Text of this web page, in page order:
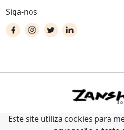
Siga-nos
Este site utiliza cookies para